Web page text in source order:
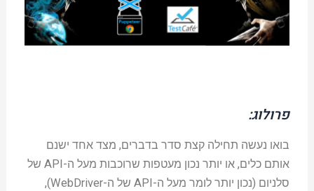
פרולוג:
בואו נעשה תחילה קצת סדר בדברים, מצד אחד ישנם
אותם כלים, או יותר נכון מעטפות שרוכבות מעל ה-API של
סלניום (נכון יותר לומר מעל ה-API של ה-WebDriver),